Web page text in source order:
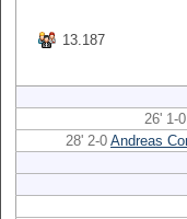
13.187
26' 1-0
28' 2-0 Andreas